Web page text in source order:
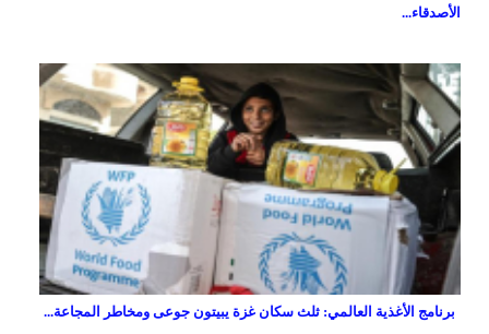
الأصدقاء...
برنامج الأغذية العالمي: ثلث سكان غزة يبيتون جوعى ومخاطر المجاعة...